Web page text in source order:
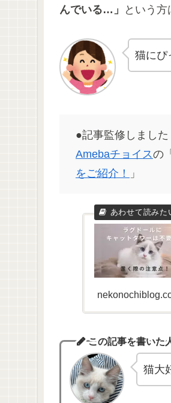
んでいる…」
という方
猫にぴ
●記事監修しました
Amebaチョイスの「
をご紹介！
」
この記事を書いた
猫大